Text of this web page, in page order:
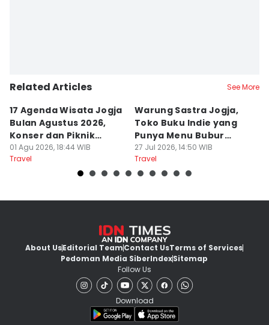
Related Articles See More
17 Agenda Wisata Jogja
Bulan Agustus 2026,
Konser dan Piknik
Literasi
01 Agu 2026, 18:44 WIB
Travel
Warung Sastra Jogja,
Toko Buku Indie yang
Punya Menu Bubur
Manado
27 Jul 2026, 14:50 WIB
Travel
About UsEditorial TeamContact UsTerms of Services
Pedoman Media SiberIndexSitemap
Follow Us
Download